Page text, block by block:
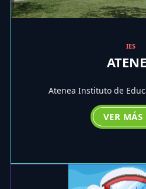
IES
Atenea Instituto de
VER MÁS